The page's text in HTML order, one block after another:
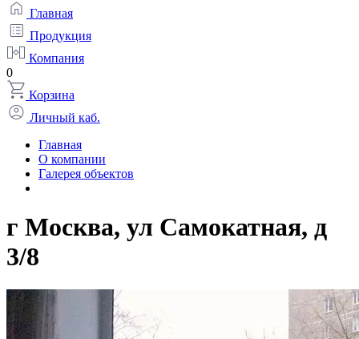
Главная
Продукция
Компания
0
Корзина
Личный каб.
Главная
О компании
Галерея объектов
г Москва, ул Самокатная, д
3/8